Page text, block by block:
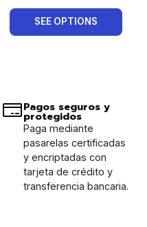
SEE OPTIONS
Pagos seguros y
protegidos
Paga mediante
pasarelas certificadas
y encriptadas con
tarjeta de crédito y
transferencia bancaria.